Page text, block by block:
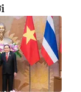
Quốc Thắng,